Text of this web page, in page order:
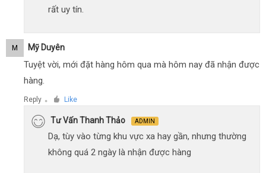
rất uy tín.
M Mỹ Duyên
Tuyệt vời, mới đặt hàng hôm qua mà hôm nay đã nhận được
hàng.
Reply ● Like
Tư Vấn Thanh Thảo ADMIN
Dạ, tùy vào từng khu vực xa hay gần, nhưng thường
không quá 2 ngày là nhận được hàng